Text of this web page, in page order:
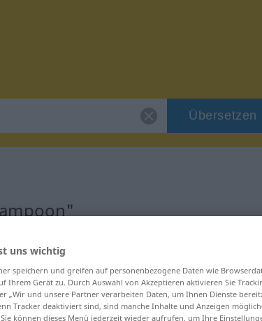
Übersetzen
uns wichtig
speichern und greifen auf personenbezogene Daten wie
Ihrem Gerät zu. Durch Auswahl von Akzeptieren aktivieren Sie
„Wir und unsere Partner verarbeiten Daten, um Ihnen Dienste
Tracker deaktiviert sind, sind manche Inhalte und Anzeigen
können dieses Menü jederzeit wieder aufrufen, um Ihre